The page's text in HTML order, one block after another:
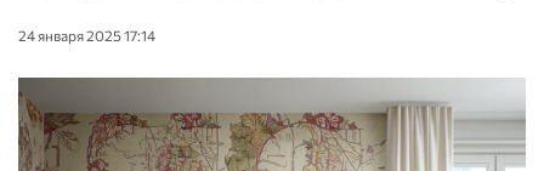
24 января 2025 17:14